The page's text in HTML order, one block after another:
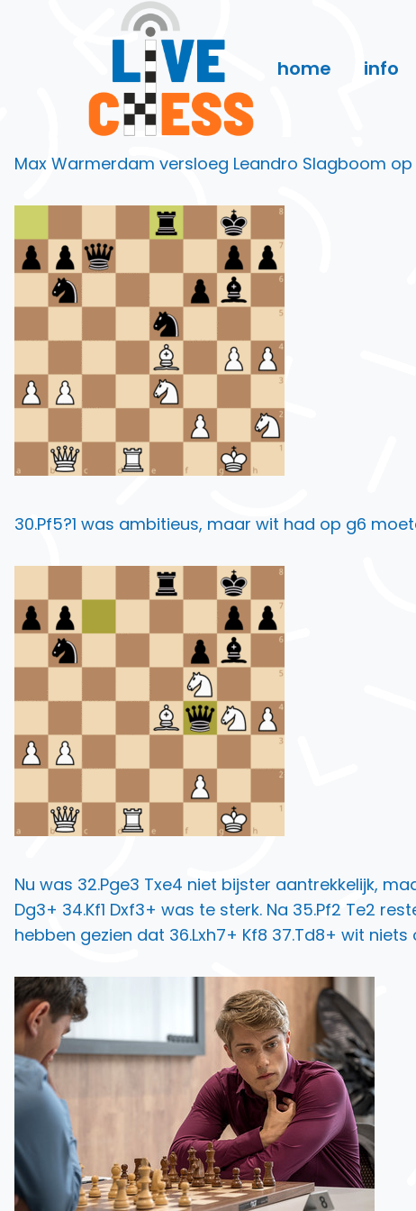
home info
Max Warmerdam versloeg Leandro Slagboom
30.Pf5?1 was ambitieus, maar wit had op g6
Nu was 32.Pge3 Txe4 niet bijster aantrekkelijk,
Dg3+ 34.Kf1 Dxf3+ was te sterk. Na 35.Pf2 Te2
hebben gezien dat 36.Lxh7+ Kf8 37.Td8+ wit niets